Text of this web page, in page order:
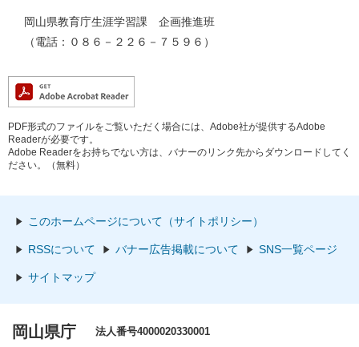
岡山県教育庁生涯学習課 企画推進班
（電話：０８６－２２６－７５９６）
PDF形式のファイルをご覧いただく場合には、Adobe社が提供するAdobe
Readerが必要です。
Adobe Readerをお持ちでない方は、バナーのリンク先からダウンロードしてく
ださい。（無料）
このホームページについて（サイトポリシー）
RSSについて バナー広告掲載について SNS一覧ページ
サイトマップ
岡山県庁 法人番号4000020330001